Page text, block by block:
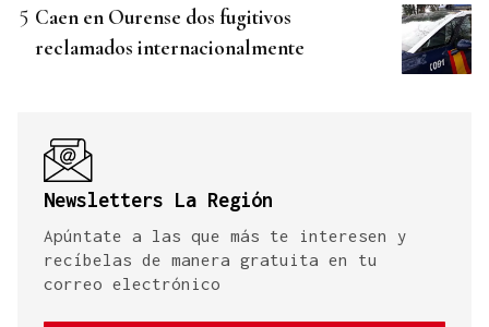
Caen en Ourense dos fugitivos
reclamados internacionalmente
Newsletters La Región
Apúntate a las que más te interesen y
recíbelas de manera gratuita en tu
correo electrónico